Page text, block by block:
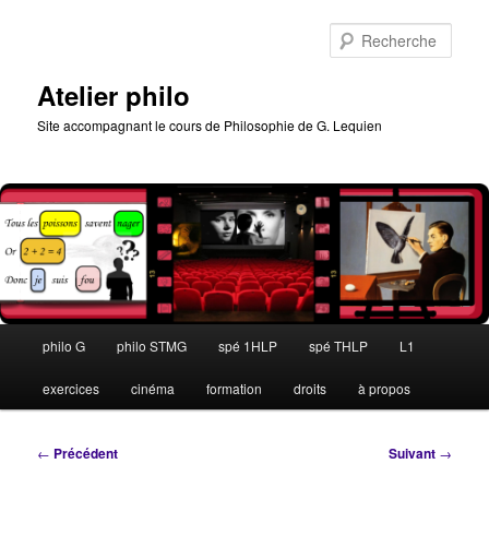
Atelier philo
Site accompagnant le cours de Philosophie de G. Lequien
principal
philo G philo STMG spé 1HLP spé THLP L1
exercices cinéma formation droits à propos
Navigation
← Précédent Suivant →